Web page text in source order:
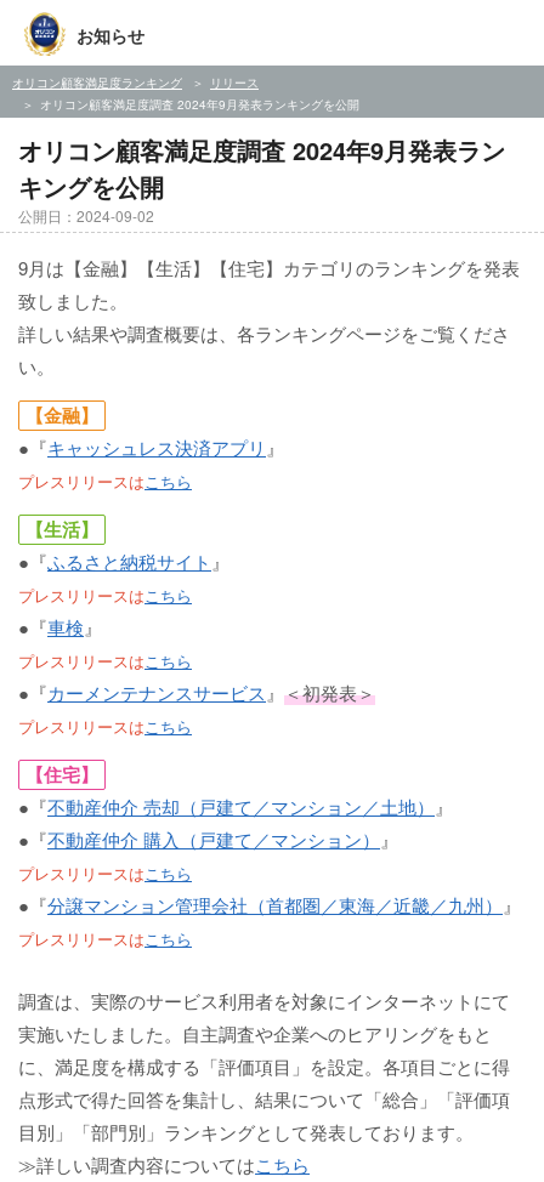
お知らせ
オリコン顧客満足度ランキング
リリース
オリコン顧客満足度調査 2024年9月発表ランキングを公開
オリコン顧客満足度調査 2024年9月発表ラン
キングを公開
公開日：2024-09-02
9月は【金融】【生活】【住宅】カテゴリのランキングを発表
致しました。
詳しい結果や調査概要は、各ランキングページをご覧くださ
い。
【金融】
●『キャッシュレス決済アプリ 』
プレスリリースはこちら
【生活】
●『ふるさと納税サイト 』
プレスリリースはこちら
●『車検 』
プレスリリースはこちら
●『カーメンテナンスサービス 』 ＜初発表＞
プレスリリースはこちら
【住宅】
●『不動産仲介 売却（戸建て／マンション／土地）
』
●『不動産仲介 購入（戸建て／マンション） 』
プレスリリースはこちら
●『分譲マンション管理会社（首都圏／東海／近畿／九州） 』
プレスリリースはこちら
調査は、実際のサービス利用者を対象にインターネットにて
実施いたしました。自主調査や企業へのヒアリングをもと
に、満足度を構成する「評価項目」を設定。各項目ごとに得
点形式で得た回答を集計し、結果について「総合」「評価項
目別」「部門別」ランキングとして発表しております。
≫詳しい調査内容についてはこちら